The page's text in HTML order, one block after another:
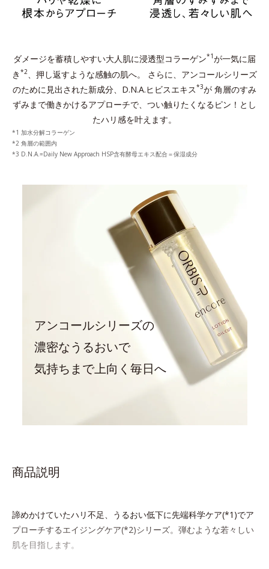
ダメージを蓄積しやすい大人肌に浸透型コラーゲン*1が一気に届
き *2 、押し返すような感触の肌へ。
さらに、アンコールシリーズ
のために見出された新成分、D.N.A.ヒビスエキス*3が 角層のすみ
ずみまで働きかけるアプローチで、つい触りたくなるピン！とし
たハリ感を叶えます。
1 加水分解コラーゲン
2 角層の範囲内
3 D.N.A.=Daily New Approach HSP含有酵⺟エキス配合＝保湿成分
アンコールシリーズの
濃密なうるおいで
気持ちまで上向く毎日へ
商品説明
諦めかけていたハリ不足、うるおい低下に先端科学ケア(*1)でア
プローチするエイジングケア(*2)シリーズ。弾むような若々しい
肌を目指します。